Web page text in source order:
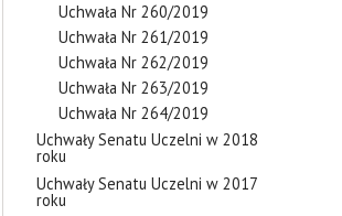
Uchwała Nr 260/2019
Uchwała Nr 261/2019
Uchwała Nr 262/2019
Uchwała Nr 263/2019
Uchwała Nr 264/2019
Uchwały Senatu Uczelni w 2018
roku
Uchwały Senatu Uczelni w 2017
roku